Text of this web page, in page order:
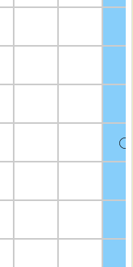
○